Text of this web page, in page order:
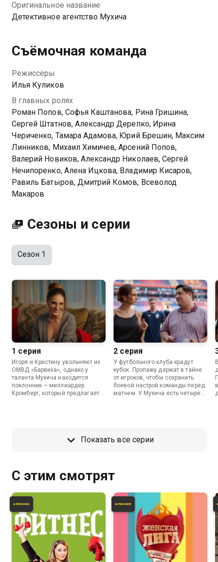
сделают все, чтобы ни одно преступление в
Барвихе не осталось нераскрытым, а помогать в
агентство Мухича вы можете совершенно
бесплатно в хорошем HD качестве на Казахтелеком
Оригинальное название
Детективное агентство Мухича
Съёмочная команда
Режиссёры
Илья Куликов
В главных ролях
Роман Попов, Софья Каштанова, Рина Гришина,
Сергей Штатнов, Александр Дерепко, Ирина
Чериченко, Тамара Адамова, Юрий Брешин, Максим
Линников, Михаил Химичев, Арсений Попов,
Валерий Новиков, Александр Николаев, Сергей
Нечипоренко, Алена Ицкова, Владимир Кисаров,
Равиль Батыров, Дмитрий Комов, Всеволод
Макаров
Сезоны и серии
Сезон 1
1 серия
Игоря и Кристину увольняют из
ОМВД «Барвиха», однако у
таланта Мухича находится
поклонник — миллиардер
Кромберг, который предлагает
2 серия
У футбольного клуба крадут
кубок. Пропажу держат в тайне
от игроков, чтобы сохранить
боевой настрой команды перед
матчем. У Мухича есть четыре
Показать все серии
С этим смотрят